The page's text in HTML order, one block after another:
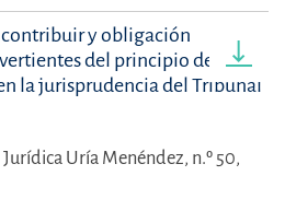
y obligación
del principio de
la jurisprudencia del Tribunal
Uría Menéndez, n.º 50,